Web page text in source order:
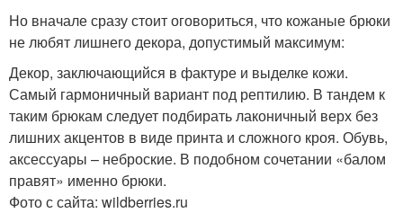
Но вначале сразу стоит оговориться, что кожаные брюки
не любят лишнего декора, допустимый максимум:
Декор, заключающийся в фактуре и выделке кожи.
Самый гармоничный вариант под рептилию. В тандем к
таким брюкам следует подбирать лаконичный верх без
лишних акцентов в виде принта и сложного кроя. Обувь,
аксессуары – неброские. В подобном сочетании «балом
правят» именно брюки.
Фото с сайта: wildberries.ru